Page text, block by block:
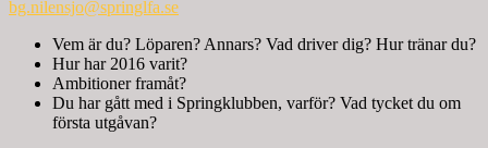
bg.nilensjo@springlfa.se
Vem är du? Löparen? Annars? Vad driver dig? Hur tränar du?
Hur har 2016 varit?
Ambitioner framåt?
Du har gått med i Springklubben, varför? Vad tycket du om
första utgåvan?